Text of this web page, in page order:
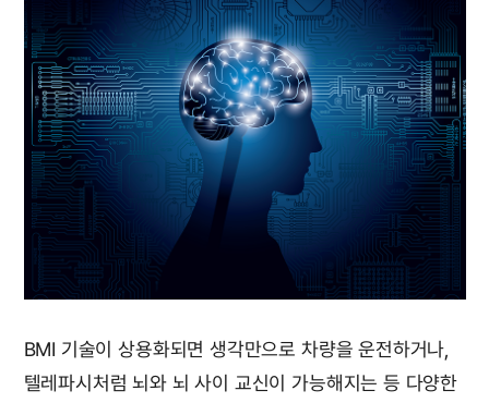
BMI 기술이 상용화되면 생각만으로 차량을 운전하거나,
텔레파시처럼 뇌와 뇌 사이 교신이 가능해지는 등 다양한